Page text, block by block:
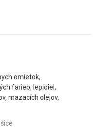
omietok,
farieb, lepidiel,
mazacích olejov,